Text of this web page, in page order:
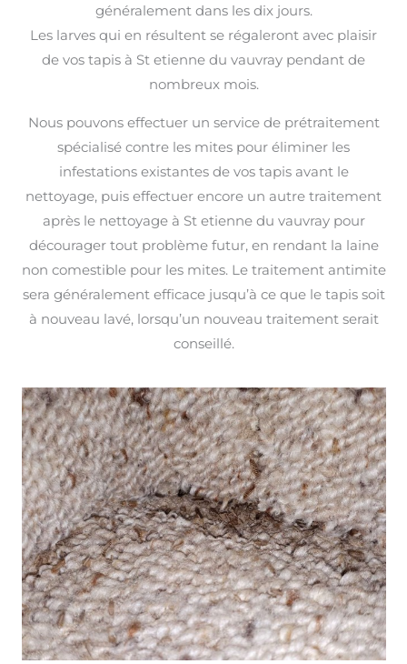
généralement dans les dix jours.
Les larves qui en résultent se régaleront avec plaisir
de vos tapis à St etienne du vauvray pendant de
nombreux mois.
Nous pouvons effectuer un service de prétraitement
spécialisé contre les mites pour éliminer les
infestations existantes de vos tapis avant le
nettoyage, puis effectuer encore un autre traitement
après le nettoyage à St etienne du vauvray pour
décourager tout problème futur, en rendant la laine
non comestible pour les mites. Le traitement antimite
sera généralement efficace jusqu’à ce que le tapis soit
à nouveau lavé, lorsqu’un nouveau traitement serait
conseillé.